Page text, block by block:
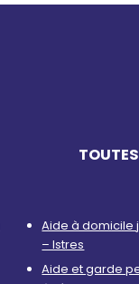
Aide à domicile
– Istres
Aide et garde